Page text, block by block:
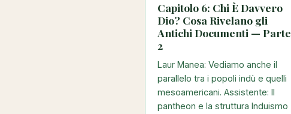
Capitolo 6: Chi È Davvero
Dio? Cosa Rivelano gli
Antichi Documenti — Parte
2
Laur Manea: Vediamo anche il
parallelo tra i popoli indù e quelli
mesoamericani. Assistente: Il
pantheon e la struttura Induismo